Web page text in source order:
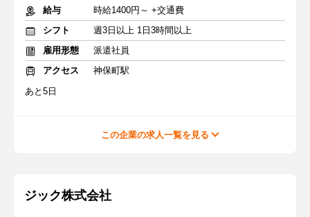
給与
時給1400円～ +交通費
シフト
週3日以上 1日3時間以上
雇用形態
派遣社員
アクセス
神保町駅
あと5日
この企業の求人一覧を見る
ジック株式会社